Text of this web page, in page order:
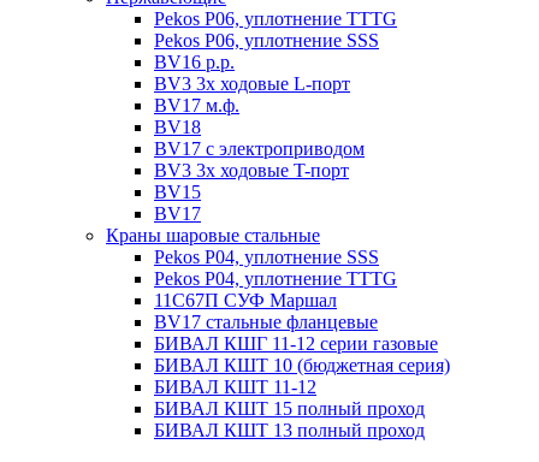
Pekos P06, уплотнение ТТТG
Pekos P06, уплотнение SSS
BV16 р.р.
BV3 3х ходовые L-порт
BV17 м.ф.
BV18
BV17 с электроприводом
BV3 3х ходовые T-порт
BV15
BV17
Краны шаровые стальные
Pekos P04, уплотнение SSS
Pekos P04, уплотнение ТТТG
11С67П СУФ Маршал
BV17 стальные фланцевые
БИВАЛ КШГ 11-12 серии газовые
БИВАЛ КШТ 10 (бюджетная серия)
БИВАЛ КШТ 11-12
БИВАЛ КШТ 15 полный проход
БИВАЛ КШТ 13 полный проход